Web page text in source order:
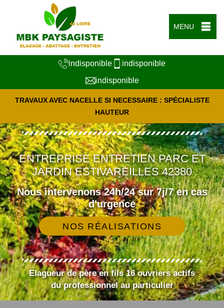
MENU
indisponible
indisponible
indisponible
TRAVAUX AVEC NACELLE SI NECESSAIRE : SPÉCIALISTE
HAUTEUR
ENTREPRISE ENTRETIEN PARC ET
JARDIN ESTIVAREILLES 42380
Nous intervenons 24h/24 sur 7j/7 en cas
d'urgence
NOS RÉALISATIONS
Elagueur de père en fils 16 ouvriers actifs
du professionnel au particulier